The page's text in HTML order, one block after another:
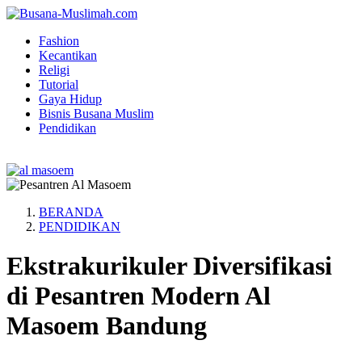
Fashion
Kecantikan
Religi
Tutorial
Gaya Hidup
Bisnis Busana Muslim
Pendidikan
BERANDA
PENDIDIKAN
Ekstrakurikuler Diversifikasi
di Pesantren Modern Al
Masoem Bandung